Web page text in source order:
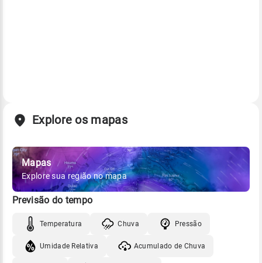
Explore os mapas
Mapas
Explore sua região no mapa
Previsão do tempo
Temperatura Chuva Pressão
Umidade Relativa Acumulado de Chuva